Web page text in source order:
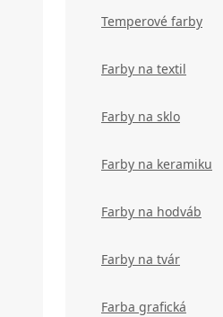
Temperové farby
Farby na textil
Farby na sklo
Farby na keramiku
Farby na hodváb
Farby na tvár
Farba grafická